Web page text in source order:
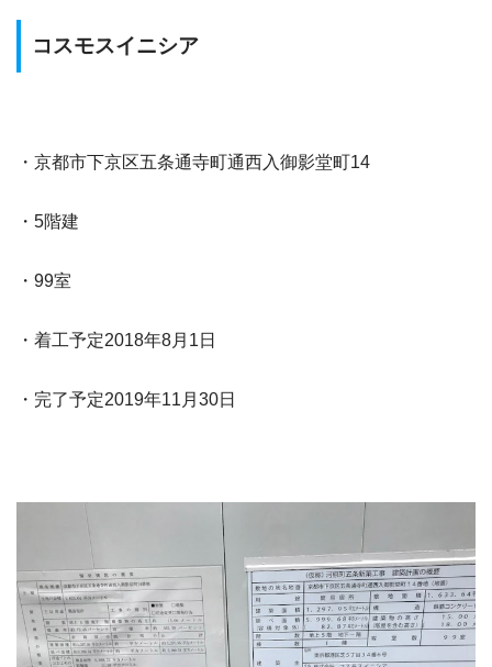
コスモスイニシア
・京都市下京区五条通寺町通西入御影堂町14
・5階建
・99室
・着工予定2018年8月1日
・完了予定2019年11月30日